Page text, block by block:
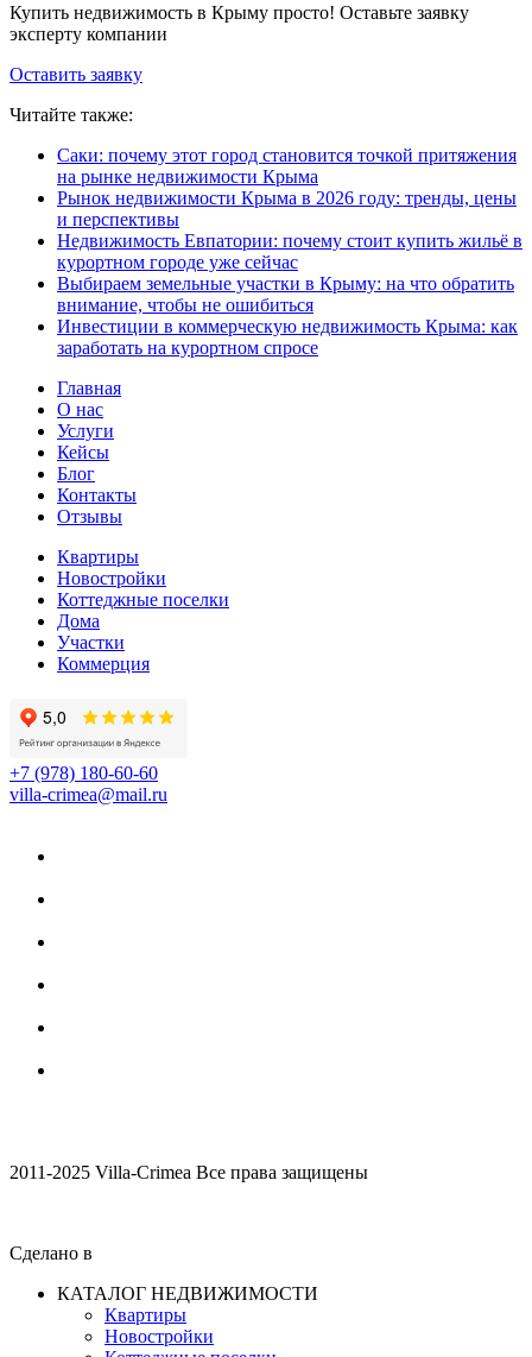
Купить недвижимость в Крыму просто! Оставьте заявку
эксперту компании
Оставить заявку
Читайте также:
Саки: почему этот город становится точкой притяжения
на рынке недвижимости Крыма
Рынок недвижимости Крыма в 2026 году: тренды, цены
и перспективы
Недвижимость Евпатории: почему стоит купить жильё в
курортном городе уже сейчас
Выбираем земельные участки в Крыму: на что обратить
внимание, чтобы не ошибиться
Инвестиции в коммерческую недвижимость Крыма: как
заработать на курортном спросе
Главная
О нас
Услуги
Кейсы
Блог
Контакты
Отзывы
Квартиры
Новостройки
Коттеджные поселки
Дома
Участки
Коммерция
+7 (978) 180-60-60
villa-crimea@mail.ru
2011-2025 Villa-Crimea Все права защищены
Сделано в
КАТАЛОГ НЕДВИЖИМОСТИ
Квартиры
Новостройки